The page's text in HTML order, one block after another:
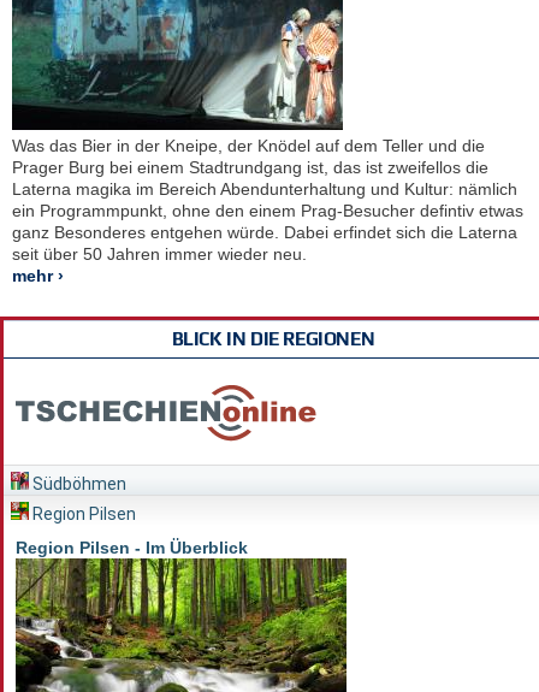
Was das Bier in der Kneipe, der Knödel auf dem Teller und die
Prager Burg bei einem Stadtrundgang ist, das ist zweifellos die
Laterna magika im Bereich Abendunterhaltung und Kultur: nämlich
ein Programmpunkt, ohne den einem Prag-Besucher defintiv etwas
ganz Besonderes entgehen würde. Dabei erfindet sich die Laterna
seit über 50 Jahren immer wieder neu.
mehr ›
BLICK IN DIE REGIONEN
Südböhmen
Region Pilsen
Region Pilsen - Im Überblick